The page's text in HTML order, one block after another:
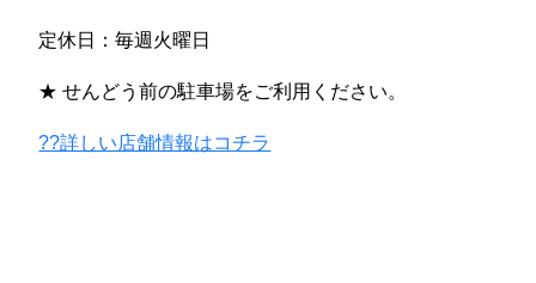
定休日：毎週火曜日
★ せんどう前の駐車場をご利用ください。
??詳しい店舗情報はコチラ